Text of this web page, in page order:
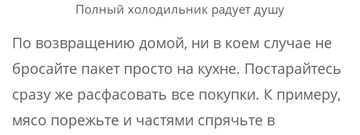
Полный холодильник радует душу
По возвращению домой, ни в коем случае не
бросайте пакет просто на кухне. Постарайтесь
сразу же расфасовать все покупки. К примеру,
мясо порежьте и частями спрячьте в